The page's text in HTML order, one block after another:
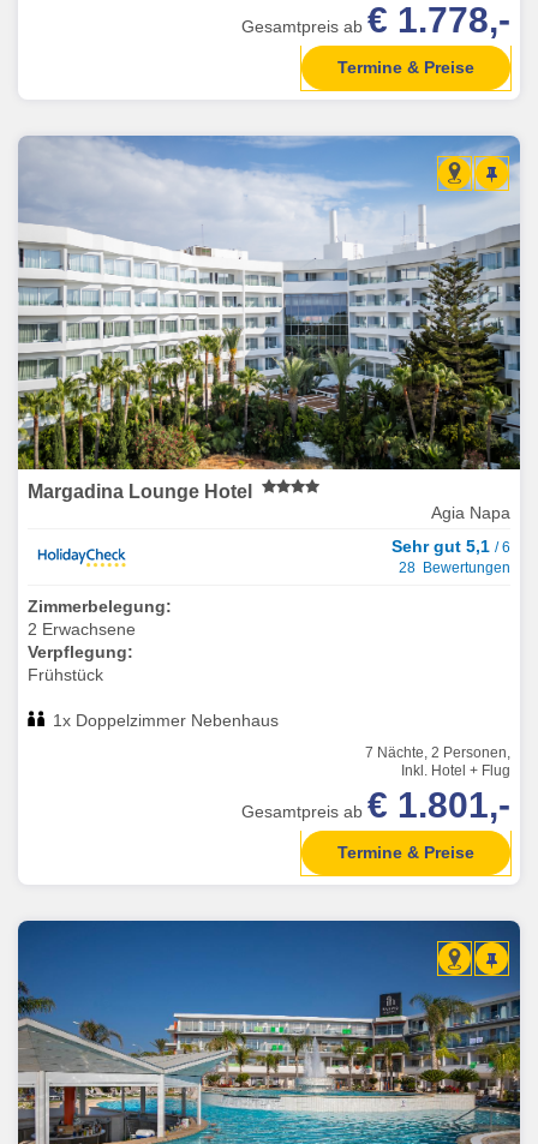
Gesamtpreis ab € 1.778,-
Termine & Preise
Margadina Lounge Hotel
Agia Napa
Sehr gut 5,1 / 6
28 Bewertungen
Zimmerbelegung:
2 Erwachsene
Verpflegung:
Frühstück
1x Doppelzimmer Nebenhaus
7 Nächte, 2 Personen,
Inkl. Hotel + Flug
Gesamtpreis ab € 1.801,-
Termine & Preise